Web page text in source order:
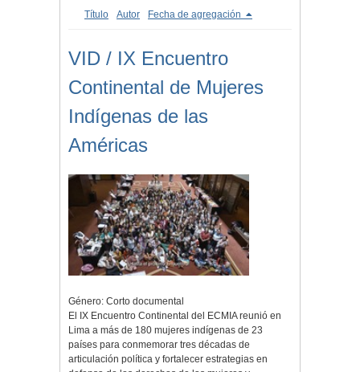
Título
Autor Fecha de agregación
VID / IX Encuentro
Continental de Mujeres
Indígenas de las
Américas
Género: Corto documental
El IX Encuentro Continental del ECMIA reunió en
Lima a más de 180 mujeres indígenas de 23
países para conmemorar tres décadas de
articulación política y fortalecer estrategias en